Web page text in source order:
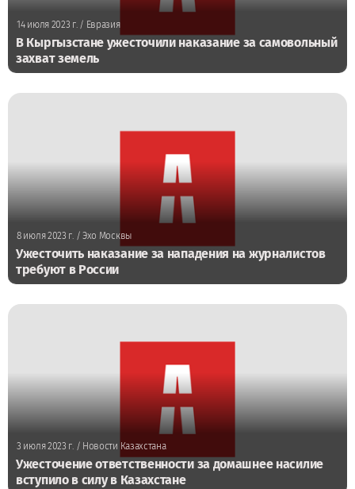
14 июля 2023 г./ Евразия
В Кыргызстане ужесточили наказание за самовольный
захват земель
8 июля 2023 г. / Эхо Москвы
Ужесточить наказание за нападения на журналистов
требуют в России
3 июля 2023 г./ Новости Казахстана
Ужесточение ответственности за домашнее насилие
вступило в силу в Казахстане